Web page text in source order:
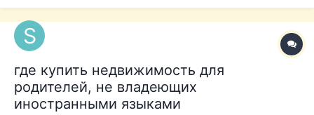
где купить недвижимость для
родителей, не владеющих
иностранными языками